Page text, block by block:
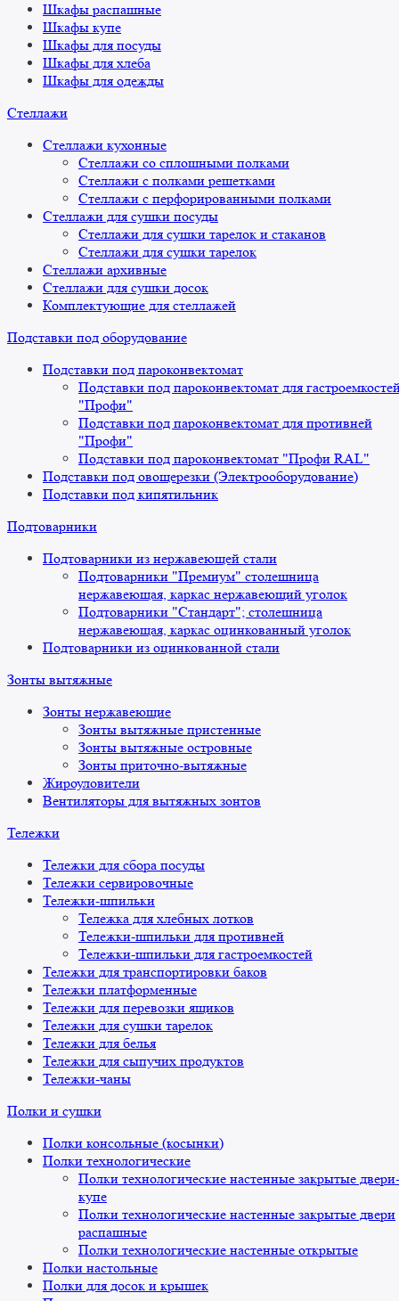
Шкафы распашные
Шкафы купе
Шкафы для посуды
Шкафы для хлеба
Шкафы для одежды
Стеллажи
Стеллажи кухонные
Стеллажи со сплошными полками
Стеллажи с полками решетками
Стеллажи с перфорированными полками
Стеллажи для сушки посуды
Стеллажи для сушки тарелок и стаканов
Стеллажи для сушки тарелок
Стеллажи архивные
Стеллажи для сушки досок
Комплектующие для стеллажей
Подставки под оборудование
Подставки под пароконвектомат
Подставки под пароконвектомат для
"Профи"
Подставки под пароконвектомат для противней
"Профи"
Подставки под пароконвектомат "Профи RAL"
Подставки под овощерезки (Электрооборудование)
Подставки под кипятильник
Подтоварники
Подтоварники из нержавеющей стали
Подтоварники "Премиум" столешница
нержавеющая, каркас нержавеющий уголок
Подтоварники "Стандарт"; столешница
нержавеющая, каркас оцинкованный уголок
Подтоварники из оцинкованной стали
Зонты вытяжные
Зонты нержавеющие
Зонты вытяжные пристенные
Зонты вытяжные островные
Зонты приточно-вытяжные
Жироуловители
Вентиляторы для вытяжных зонтов
Тележки
Тележки для сбора посуды
Тележки сервировочные
Тележки-шпильки
Тележка для хлебных лотков
Тележки-шпильки для противней
Тележки-шпильки для гастроемкостей
Тележки для транспортировки баков
Тележки платформенные
Тележки для перевозки ящиков
Тележки для сушки тарелок
Тележки для белья
Тележки для сыпучих продуктов
Тележки-чаны
Полки и сушки
Полки консольные (косынки)
Полки технологические
Полки технологические настенные закрытые двери-
купе
Полки технологические настенные закрытые двери
распашные
Полки технологические настенные открытые
Полки настольные
Полки для досок и крышек